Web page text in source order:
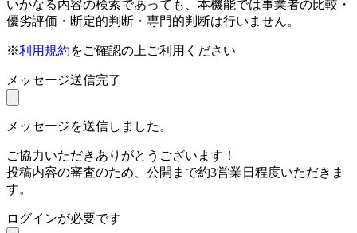
いかなる内容の検索であっても、本機能では事業者の比較・
優劣評価・断定的判断・専門的判断は行いません。
※利用規約をご確認の上ご利用ください
メッセージ送信完了
メッセージを送信しました。
ご協力いただきありがとうございます！
投稿内容の審査のため、公開まで約3営業日程度いただきま
す。
ログインが必要です